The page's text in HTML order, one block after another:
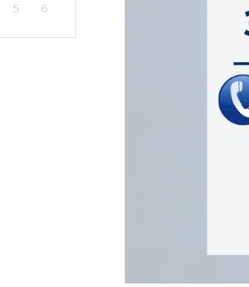
5 6